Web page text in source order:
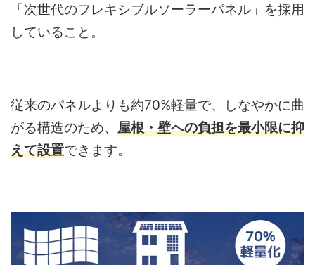
「次世代のフレキシブルソーラーパネル」を採用
していること。
従来のパネルよりも約70%軽量で、しなやかに曲
がる構造のため、 屋根・壁への負担を最小限に抑
えて設置できます。